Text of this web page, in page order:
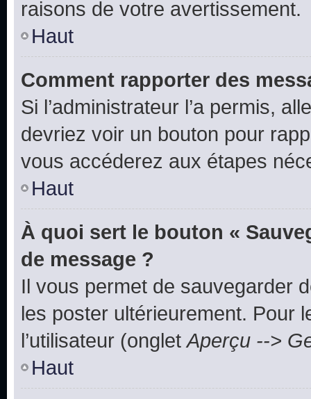
raisons de votre avertissement.
Haut
Comment rapporter des
Si l’administrateur l’a permis,
devriez voir un bouton pour
vous accéderez aux étapes
Haut
À quoi sert le bouton «
de message ?
Il vous permet de sauvegarder
les poster ultérieurement. Pour
l’utilisateur (ongletAperçu -->
Haut